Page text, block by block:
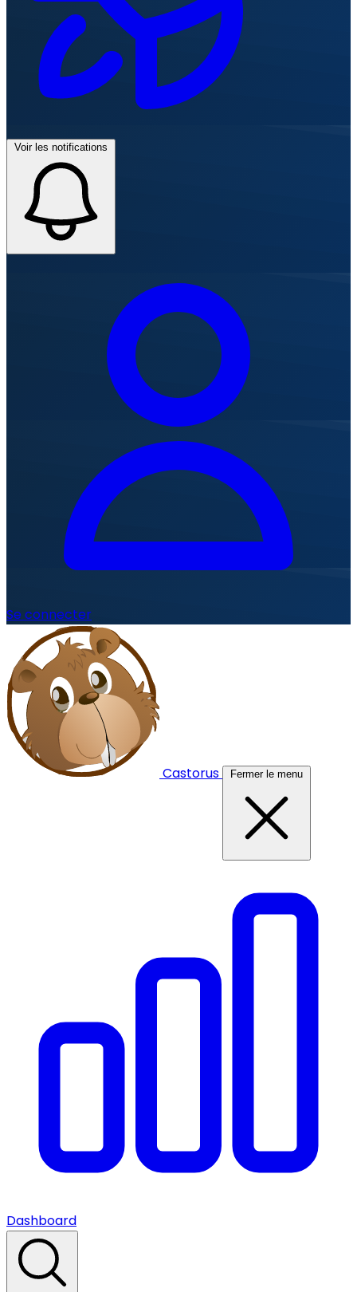
Voir les notifications
Se connecter
Castorus Fermer le menu
Dashboard